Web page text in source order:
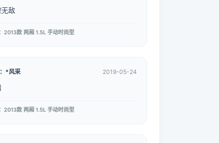
无敌
2013款 两厢 1.5L 手动时尚型
*风采 2019-05-24
2013款 两厢 1.5L 手动时尚型